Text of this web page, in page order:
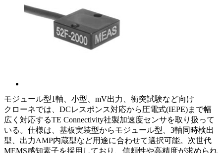
モジュール型1軸、小型、mV出力、衝突試験など向け
クローネでは、DCレスポンス対応から圧電式(IEPE)まで幅
広く対応するTE Connectivity社製加速度センサを取り扱って
いる。仕様は、基板実装型からモジュール型、3軸同時検出
型、出力AMP内蔵型など用途に合わせて選択可能。次世代
MEMS感知素子を採用しており、信頼性や高精度が求められ